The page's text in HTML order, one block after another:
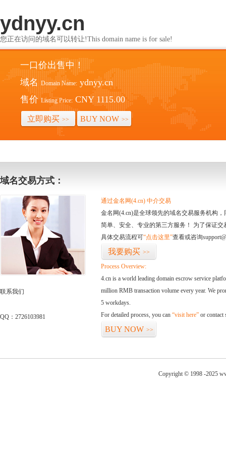
ydnyy.cn
您正在访问的域名可以转让!This domain name is for sale!
一口价出售中！
域名 Domain Name: ydnyy.cn
售价 Listing Price: CNY 1115.00
立即购买 >> BUY NOW >>
域名交易方式：
联系我们
QQ：2726103981
通过金名网(4.cn) 中介交易
金名网(4.cn)是全球领先的域名交易服务机构
简单、安全、专业的第三方服务！ 为了保证
具体交易流程可“点击这里”查看或咨询
我要购买 >>
Process Overview:
4.cn is a world leading domain escrow service
million RMB transaction volume every year. We
5 workdays.
For detailed process, you can “visit here” or contact
BUY NOW >>
Copyright © 1998 -2025